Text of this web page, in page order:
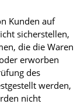
Kunden auf
sicherstellen,
die die Waren
erworben
des
werden,
nicht